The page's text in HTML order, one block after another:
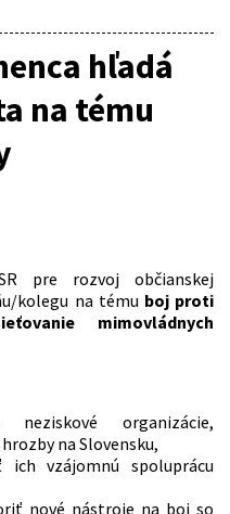
hľadá
na tému
pre rozvoj občianskej
kolegu na tému boj proti
mimovládnych
neziskové organizácie,
na Slovensku,
vzájomnú spoluprácu
nové nástroje na boj so